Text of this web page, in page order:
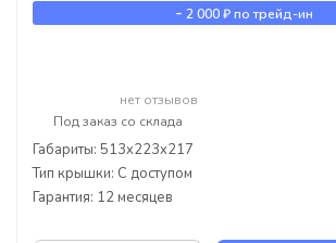
- 2 000 ₽по трейд-ин
нет отзывов
Под заказ со склада
Габариты: 513x223x217
Тип крышки: С доступом
Гарантия: 12 месяцев